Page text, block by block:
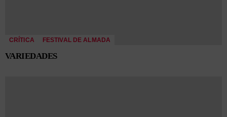
CRÍTICA FESTIVAL DE ALMADA
VARIEDADES